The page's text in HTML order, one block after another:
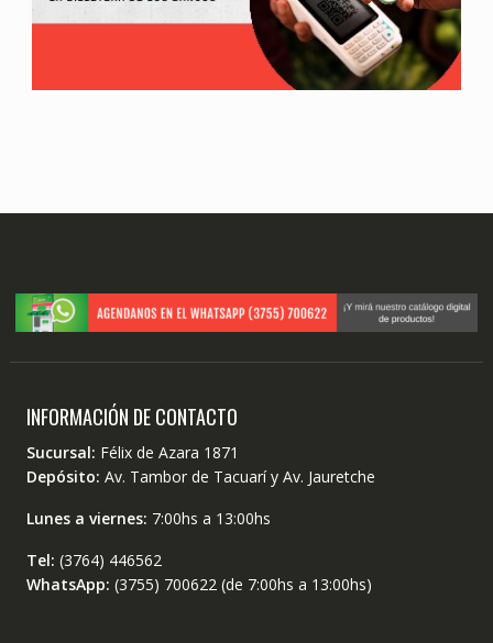
INFORMACIÓN DE CONTACTO
Sucursal: Félix de Azara 1871
Depósito: Av. Tambor de Tacuarí y Av. Jauretche
Lunes a viernes: 7:00hs a 13:00hs
Tel: (3764) 446562
WhatsApp: (3755) 700622 (de 7:00hs a 13:00hs)